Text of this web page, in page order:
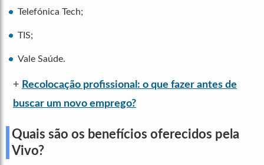
Telefónica Tech;
TIS;
Vale Saúde.
+ Recolocação profissional: o que fazer antes de
buscar um novo emprego?
Quais são os benefícios oferecidos pela
Vivo?